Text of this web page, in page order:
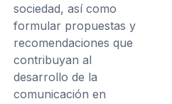
sociedad, así como
formular propuestas y
recomendaciones que
contribuyan al
desarrollo de la
comunicación en